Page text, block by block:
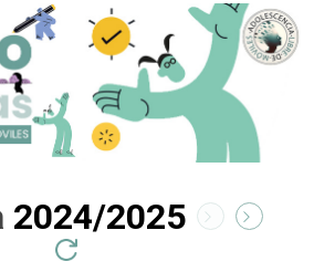
2024/2025